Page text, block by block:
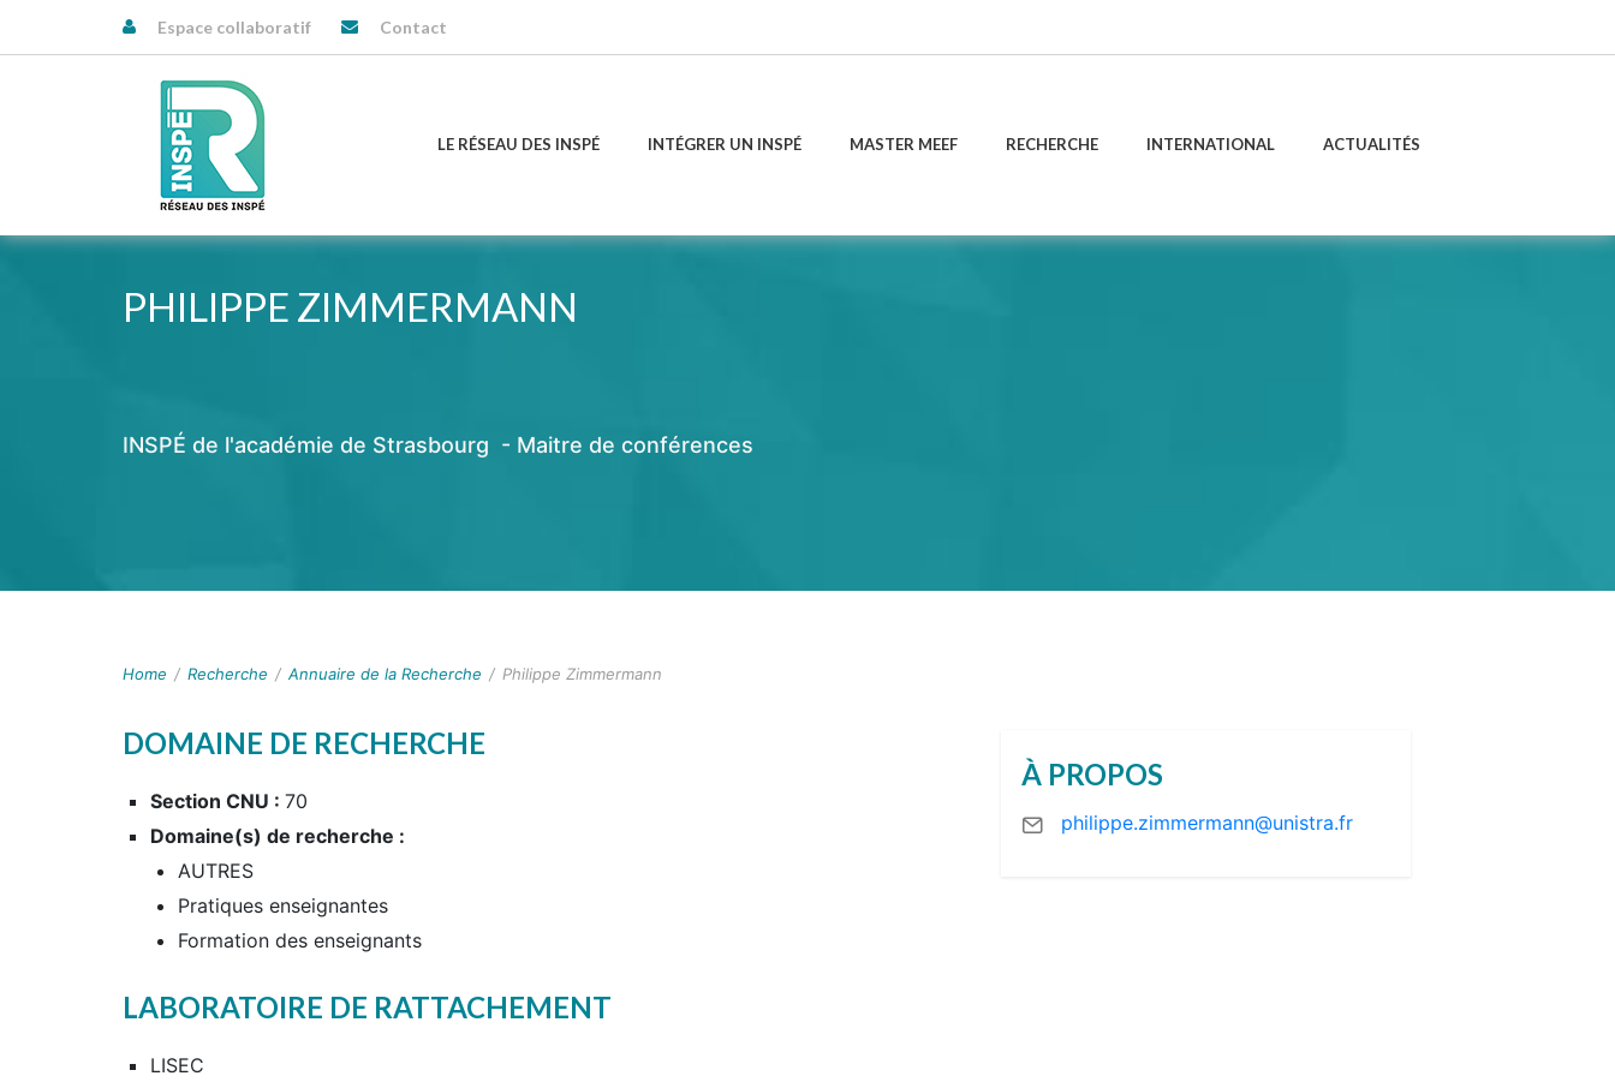
Espace collaboratif Contact
LE RÉSEAU DES INSPÉ INTÉGRER UN INSPÉ MASTER MEEF RECHERCHE INTERNATIONAL ACTUALITÉS
PHILIPPE ZIMMERMANN
INSPÉ de l'académie de Strasbourg - Maitre de conférences
Home / Recherche / Annuaire de la Recherche / Philippe Zimmermann
DOMAINE DE RECHERCHE
Section CNU : 70
Domaine(s) de recherche :
AUTRES
Pratiques enseignantes
Formation des enseignants
LABORATOIRE DE RATTACHEMENT
LISEC
À PROPOS
philippe.zimmermann@unistra.fr